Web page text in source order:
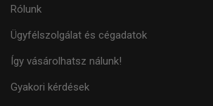
Rólunk
Ügyfélszolgálat és cégadatok
Így vásárolhatsz nálunk!
Gyakori kérdések